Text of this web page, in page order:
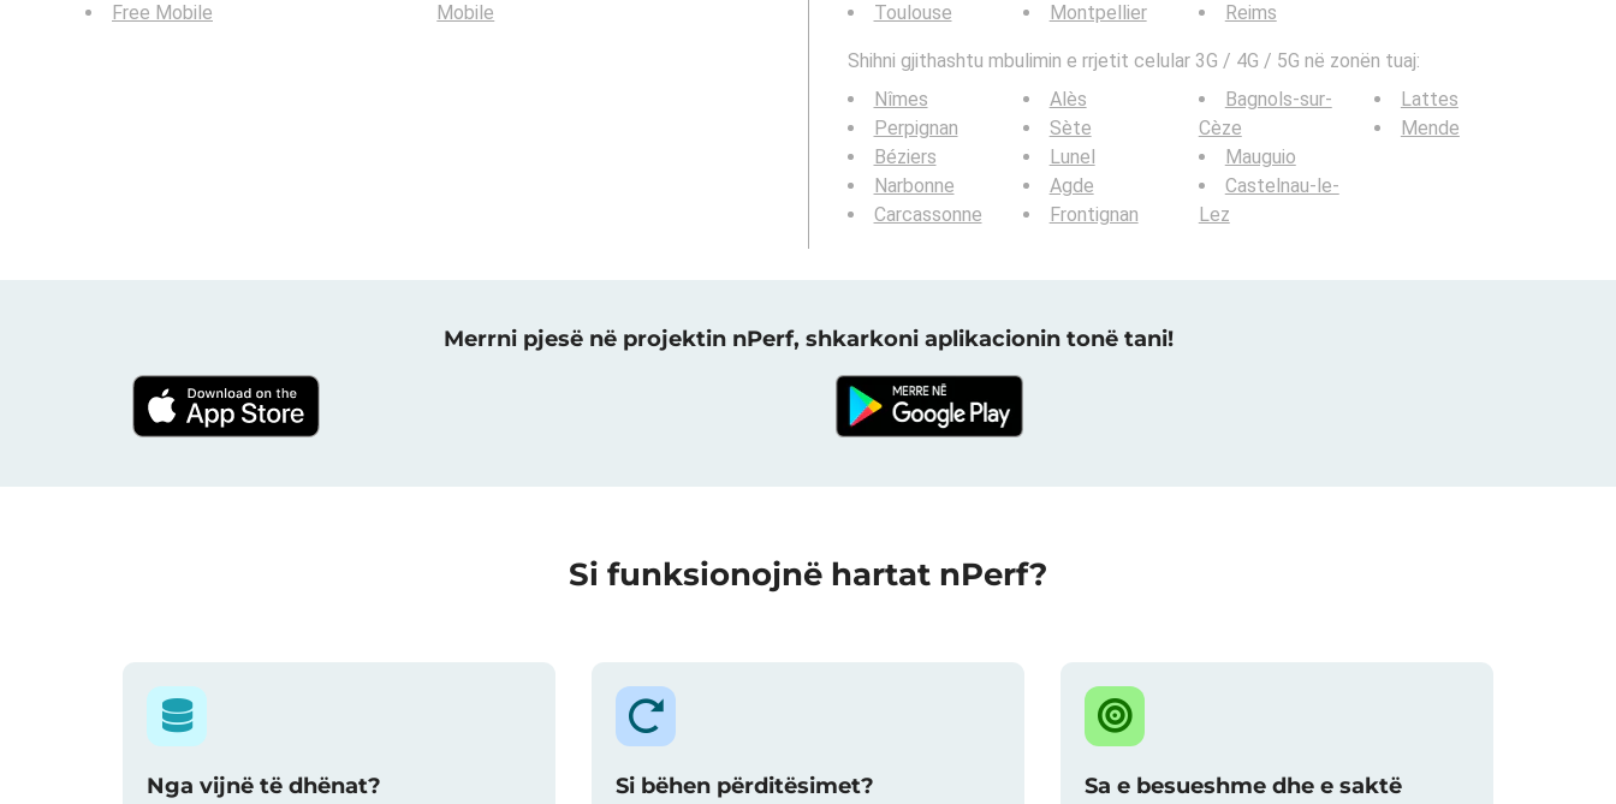
Free Mobile
Mobile
Toulouse
Montpellier
Reims
Shihni gjithashtu mbulimin e rrjetit celular 3G / 4G / 5G në zonën tuaj:
Nîmes
Perpignan
Béziers
Narbonne
Carcassonne
Alès
Sète
Lunel
Agde
Frontignan
Bagnols-sur-
Cèze
Mauguio
Castelnau-le-
Lez
Lattes
Mende
Merrni pjesë në projektin nPerf, shkarkoni aplikacionin tonë tani!
Si funksionojnë hartat nPerf?
Nga vijnë të dhënat? Si bëhen përditësimet?
Sa e besueshme dhe e saktë